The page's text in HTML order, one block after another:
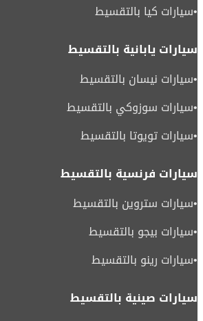
•سيارات كيا بالتقسيط
سيارات يابانية بالتقسيط
•سيارات نيسان بالتقسيط
•سيارات سوزوكي بالتقسيط
•سيارات تويوتا بالتقسيط
سيارات فرنسية بالتقسيط
•سيارات ستروين بالتقسيط
•سيارات بيجو بالتقسيط
•سيارات رينو بالتقسيط
سيارات صينية بالتقسيط